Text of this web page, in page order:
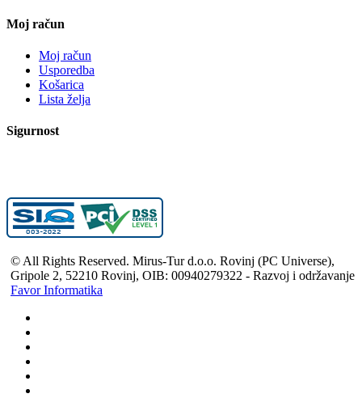
Moj račun
Moj račun
Usporedba
Košarica
Lista želja
Sigurnost
© All Rights Reserved. Mirus-Tur d.o.o. Rovinj (PC Universe),
Gripole 2, 52210 Rovinj, OIB: 00940279322 - Razvoj i održavanje
Favor Informatika